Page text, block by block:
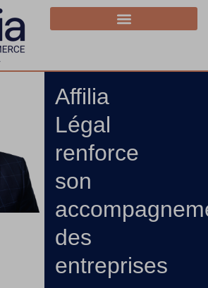
Affilia
Légal
renforce
son
des
entreprises